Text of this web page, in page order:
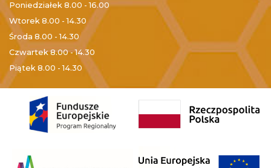
Poniedziałek 8.00 - 16.00
Wtorek 8.00 - 14.30
Środa 8.00 - 14.30
Czwartek8.00 - 14.30
Piątek 8.00 - 14.30